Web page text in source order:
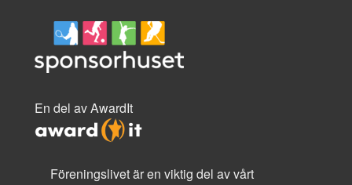
En del av AwardIt
Föreningslivet är en viktig del av vårt